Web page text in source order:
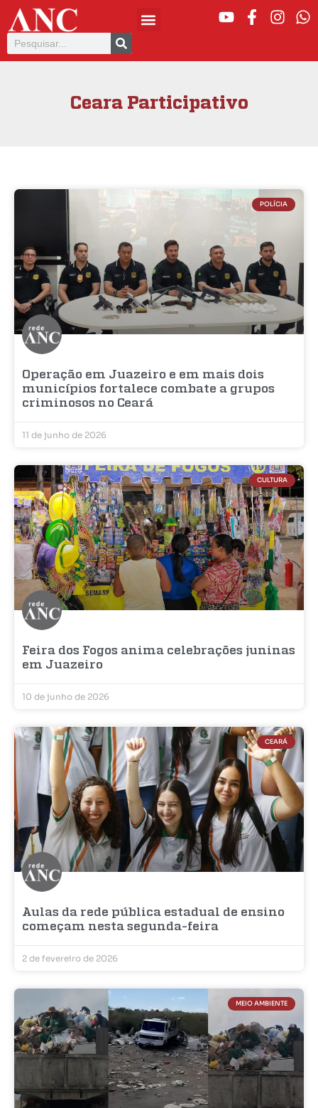
Ceara Participativo
POLÍCIA
Operação em Juazeiro e em mais dois
municípios fortalece combate a grupos
criminosos no Ceará
11 de junho de 2026
CULTURA
Feira dos Fogos anima celebrações juninas
em Juazeiro
10 de junho de 2026
CEARÁ
Aulas da rede pública estadual de ensino
começam nesta segunda-feira
2 de fevereiro de 2026
MEIO AMBIENTE